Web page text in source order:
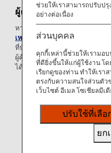
ผู้คุ้มครอง
หากข้อใดต่อไปนี้เกี่ยวข้องกับท่า
เหลือผู้ทุพพลภาพ ANA
” เนื่องจ
ที่นั่งติดกับท่าน โดยขึ้นอยู่กับควา
ผู้คุ้มครองหนึ่งคนสามารถเดินท
ได้สูงสุดสองคน
ผู้ที่ไม่สามารถทำความเข้
จากพนักงานของเราได้อย่า
ผู้ที่ไม่สามารถดำเนินการดู
การรับประทานอาหาร กา
ช่วยให้เราสามารถปรับป
อย่างต่อเนื่อง
ส่วนบุคคล
คุกกี้เหล่านี้ช่วยให้เรามอ
ที่ดียิ่งขึ้นให้แก่ผู้ใช้งาน โ
เรียกดูของท่าน ทำให้เรา
ตรงกับความสนใจส่วนตัว
เว็บไซต์ อีเมล โซเชียลมี
ปรับใช้ที่เลื
ยก